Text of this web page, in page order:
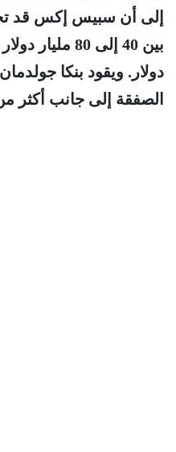
إلى أن سبيس إكس قد
بين 40 إلى 80
دولار. ويقود بنكا
الصفقة إلى جانب أكثر من 20 مؤسسة مالية